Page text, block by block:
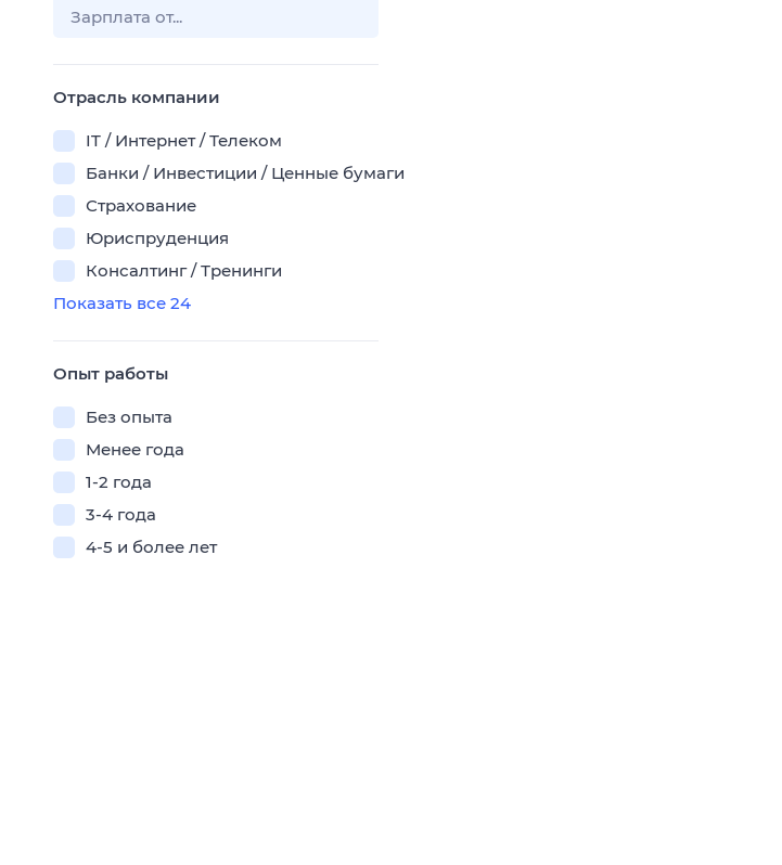
Отрасль компании
IT / Интернет / Телеком
Банки / Инвестиции / Ценные бумаги
Страхование
Юриспруденция
Консалтинг / Тренинги
Показать все 24
Опыт работы
Без опыта
Менее года
1-2 года
3-4 года
4-5 и более лет